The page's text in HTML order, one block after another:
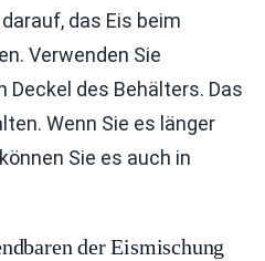
das Eis beim
Verwenden Sie
Deckel des Behälters. Das
Wenn Sie es länger
Sie es auch in
der Eismischung